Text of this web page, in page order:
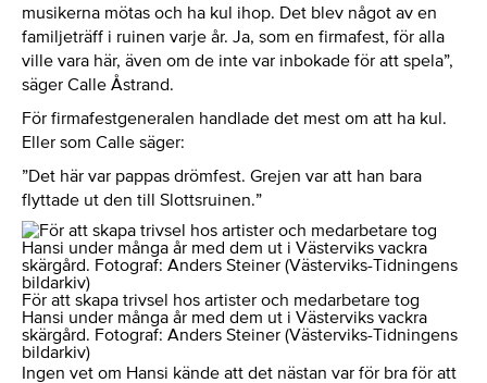
musikerna mötas och ha kul ihop. Det blev något av en
familjeträff i ruinen varje år. Ja, som en firmafest, för alla
ville vara här, även om de inte var inbokade för att spela”,
säger Calle Åstrand.
För firmafestgeneralen handlade det mest om att ha kul.
Eller som Calle säger:
”Det här var pappas drömfest. Grejen var att han bara
flyttade ut den till Slottsruinen.”
För att skapa trivsel hos artister och medarbetare tog
Hansi under många år med dem ut i Västerviks vackra
skärgård. Fotograf: Anders Steiner (Västerviks-Tidningens
bildarkiv)
Ingen vet om Hansi kände att det nästan var för bra för att